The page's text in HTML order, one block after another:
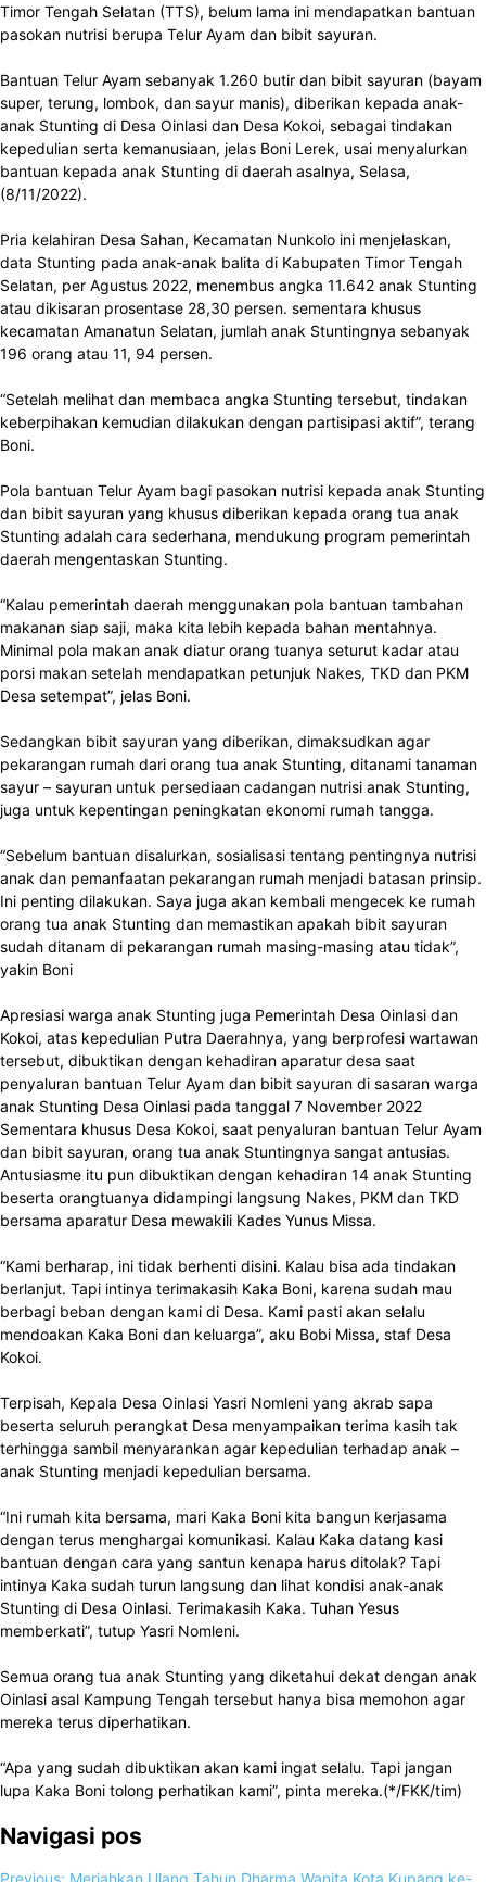
Timor Tengah Selatan (TTS), belum lama ini mendapatkan bantuan
pasokan nutrisi berupa Telur Ayam dan bibit sayuran.
Bantuan Telur Ayam sebanyak 1.260 butir dan bibit sayuran (bayam
super, terung, lombok, dan sayur manis), diberikan kepada anak-
anak Stunting di Desa Oinlasi dan Desa Kokoi, sebagai tindakan
kepedulian serta kemanusiaan, jelas Boni Lerek, usai menyalurkan
bantuan kepada anak Stunting di daerah asalnya, Selasa,
(8/11/2022).
Pria kelahiran Desa Sahan, Kecamatan Nunkolo ini menjelaskan,
data Stunting pada anak-anak balita di Kabupaten Timor Tengah
Selatan, per Agustus 2022, menembus angka 11.642 anak Stunting
atau dikisaran prosentase 28,30 persen. sementara khusus
kecamatan Amanatun Selatan, jumlah anak Stuntingnya sebanyak
196 orang atau 11, 94 persen.
“Setelah melihat dan membaca angka Stunting tersebut, tindakan
keberpihakan kemudian dilakukan dengan partisipasi aktif”, terang
Boni.
Pola bantuan Telur Ayam bagi pasokan nutrisi kepada anak Stunting
dan bibit sayuran yang khusus diberikan kepada orang tua anak
Stunting adalah cara sederhana, mendukung program pemerintah
daerah mengentaskan Stunting.
“Kalau pemerintah daerah menggunakan pola bantuan tambahan
makanan siap saji, maka kita lebih kepada bahan mentahnya.
Minimal pola makan anak diatur orang tuanya seturut kadar atau
porsi makan setelah mendapatkan petunjuk Nakes, TKD dan PKM
Desa setempat”, jelas Boni.
Sedangkan bibit sayuran yang diberikan, dimaksudkan agar
pekarangan rumah dari orang tua anak Stunting, ditanami tanaman
sayur – sayuran untuk persediaan cadangan nutrisi anak Stunting,
juga untuk kepentingan peningkatan ekonomi rumah tangga.
“Sebelum bantuan disalurkan, sosialisasi tentang pentingnya nutrisi
anak dan pemanfaatan pekarangan rumah menjadi batasan prinsip.
Ini penting dilakukan. Saya juga akan kembali mengecek ke rumah
orang tua anak Stunting dan memastikan apakah bibit sayuran
sudah ditanam di pekarangan rumah masing-masing atau tidak”,
yakin Boni
Apresiasi warga anak Stunting juga Pemerintah Desa Oinlasi dan
Kokoi, atas kepedulian Putra Daerahnya, yang berprofesi wartawan
tersebut, dibuktikan dengan kehadiran aparatur desa saat
penyaluran bantuan Telur Ayam dan bibit sayuran di sasaran warga
anak Stunting Desa Oinlasi pada tanggal 7 November 2022
Sementara khusus Desa Kokoi, saat penyaluran bantuan Telur Ayam
dan bibit sayuran, orang tua anak Stuntingnya sangat antusias.
Antusiasme itu pun dibuktikan dengan kehadiran 14 anak Stunting
beserta orangtuanya didampingi langsung Nakes, PKM dan TKD
bersama aparatur Desa mewakili Kades Yunus Missa.
“Kami berharap, ini tidak berhenti disini. Kalau bisa ada tindakan
berlanjut. Tapi intinya terimakasih Kaka Boni, karena sudah mau
berbagi beban dengan kami di Desa. Kami pasti akan selalu
mendoakan Kaka Boni dan keluarga”, aku Bobi Missa, staf Desa
Kokoi.
Terpisah, Kepala Desa Oinlasi Yasri Nomleni yang akrab sapa
beserta seluruh perangkat Desa menyampaikan terima kasih tak
terhingga sambil menyarankan agar kepedulian terhadap anak –
anak Stunting menjadi kepedulian bersama.
“Ini rumah kita bersama, mari Kaka Boni kita bangun kerjasama
dengan terus menghargai komunikasi. Kalau Kaka datang kasi
bantuan dengan cara yang santun kenapa harus ditolak? Tapi
intinya Kaka sudah turun langsung dan lihat kondisi anak-anak
Stunting di Desa Oinlasi. Terimakasih Kaka. Tuhan Yesus
memberkati”, tutup Yasri Nomleni.
Semua orang tua anak Stunting yang diketahui dekat dengan anak
Oinlasi asal Kampung Tengah tersebut hanya bisa memohon agar
mereka terus diperhatikan.
“Apa yang sudah dibuktikan akan kami ingat selalu. Tapi jangan
lupa Kaka Boni tolong perhatikan kami”, pinta mereka.(*/FKK/tim)
Navigasi pos
Previous: Meriahkan Ulang Tahun Dharma Wanita Kota Kupang ke-